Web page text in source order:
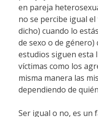
en pareja
no se percibe igual
dicho) cuando lo
de sexo o de
estudios siguen esta
víctimas como los
misma manera las
dependiendo de
Ser igual o no, es un